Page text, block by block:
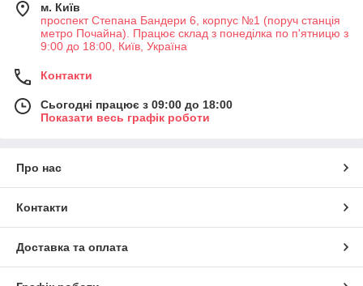
м. Київ
проспект Степана Бандери 6, корпус №1 (поруч станція
метро Почайна). Працює склад з понеділка по п'ятницю з
9:00 до 18:00, Київ, Україна
Контакти
Сьогодні працює з 09:00 до 18:00
Показати весь графік роботи
Про нас
Контакти
Доставка та оплата